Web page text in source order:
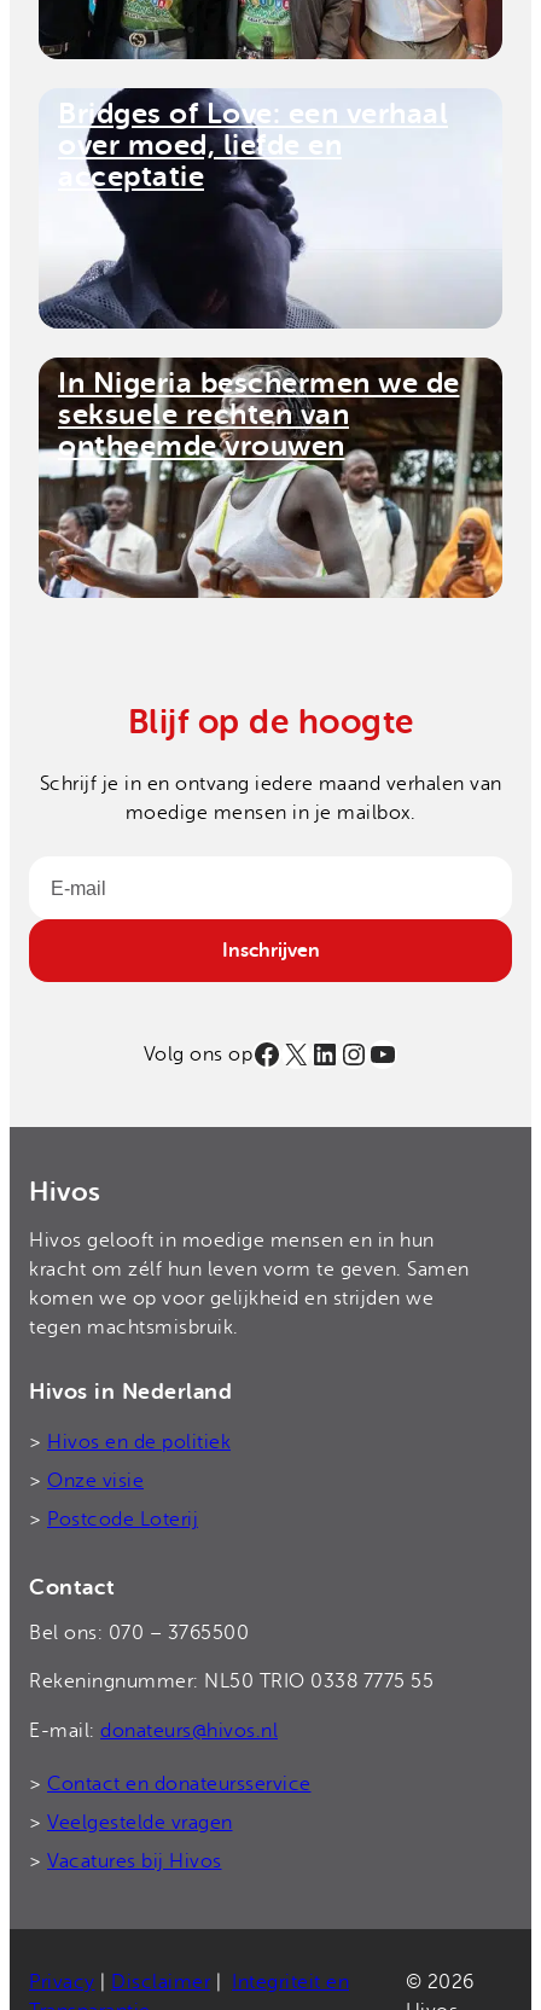
Bridges of Love: een verhaal
over moed, liefde en
acceptatie
In Nigeria beschermen we de
seksuele rechten van
ontheemde vrouwen
Blijf op de hoogte
Schrijf je in en ontvang iedere maand verhalen van
moedige mensen in je mailbox.
Email
Inschrijven
Volg ons opFacebook
X LinkedIn
Instagram
YouTube
Hivos
Hivos gelooft in moedige mensen en in hun
kracht om zélf hun leven vorm te geven. Samen
komen we op voor gelijkheid en strijden we
tegen machtsmisbruik.
Hivos in Nederland
> Hivos en de politiek
> Onze visie
> Postcode Loterij
Contact
Bel ons: 070 – 3765500
Rekeningnummer: NL50 TRIO 0338 7775 55
E-mail: donateurs@hivos.nl
> Contact en donateursservice
> Veelgestelde vragen
> Vacatures bij Hivos
Privacy Disclaimer|
Integriteit en
© 2026